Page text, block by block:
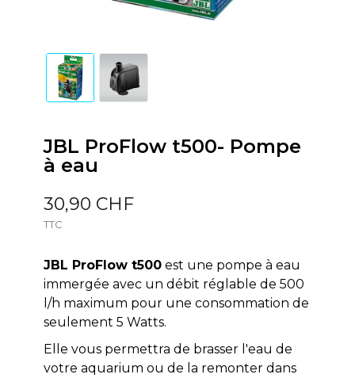
JBL ProFlow t500- Pompe
à eau
30,90 CHF
TTC
JBL ProFlow t500est une pompe à eau
immergée avec un débit réglable de 500
l/h maximum pour une consommation de
seulement 5 Watts.
Elle vous permettra de brasser l'eau de
votre aquarium ou de la remonter dans